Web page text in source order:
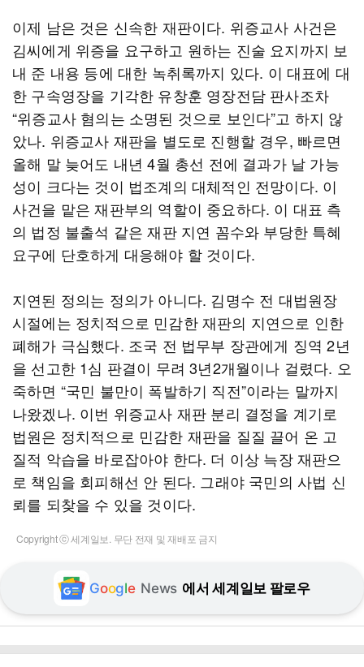
이제 남은 것은 신속한 재판이다. 위증교사 사건은
김씨에게 위증을 요구하고 원하는 진술 요지까지 보
내 준 내용 등에 대한 녹취록까지 있다. 이 대표에 대
한 구속영장을 기각한 유창훈 영장전담 판사조차
“위증교사 혐의는 소명된 것으로 보인다”고 하지 않
았나. 위증교사 재판을 별도로 진행할 경우, 빠르면
올해 말 늦어도 내년 4월 총선 전에 결과가 날 가능
성이 크다는 것이 법조계의 대체적인 전망이다. 이
사건을 맡은 재판부의 역할이 중요하다. 이 대표 측
의 법정 불출석 같은 재판 지연 꼼수와 부당한 특혜
요구에 단호하게 대응해야 할 것이다.
지연된 정의는 정의가 아니다. 김명수 전 대법원장
시절에는 정치적으로 민감한 재판의 지연으로 인한
폐해가 극심했다. 조국 전 법무부 장관에게 징역 2년
을 선고한 1심 판결이 무려 3년2개월이나 걸렸다. 오
죽하면 “국민 불만이 폭발하기 직전”이라는 말까지
나왔겠나. 이번 위증교사 재판 분리 결정을 계기로
법원은 정치적으로 민감한 재판을 질질 끌어 온 고
질적 악습을 바로잡아야 한다. 더 이상 늑장 재판으
로 책임을 회피해선 안 된다. 그래야 국민의 사법 신
뢰를 되찾을 수 있을 것이다.
Copyright ⓒ 세계일보. 무단 전재 및 재배포 금지
Google News 에서 세계일보 팔로우